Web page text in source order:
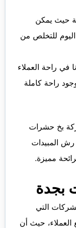
حيث يمكن
للتخلص من
في راحة العملاء
راحة كاملة
بخ حشرات
المبيدات
مميزة.
بجدة
التي
حيث أن